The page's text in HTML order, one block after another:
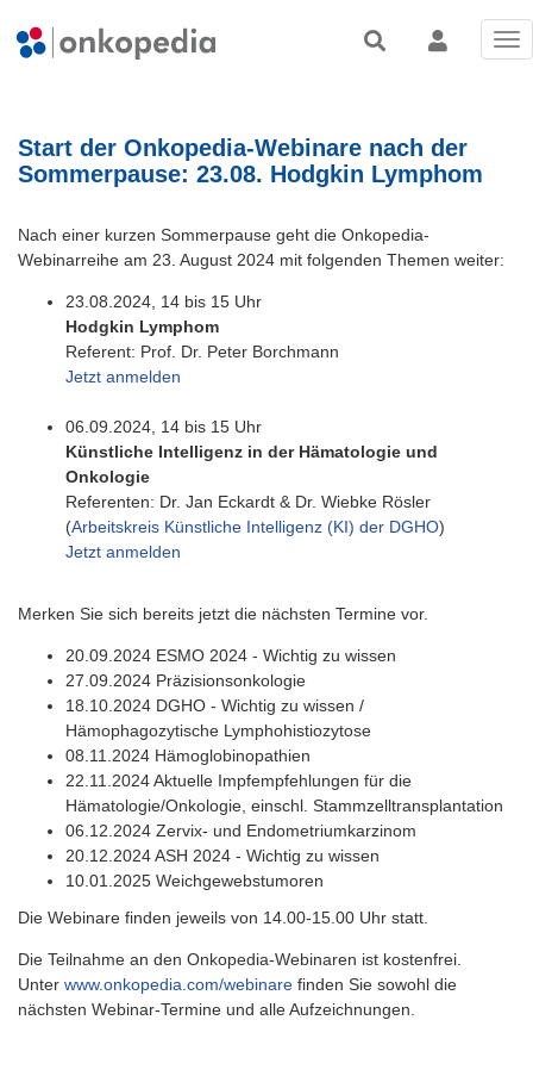
Start der Onkopedia-Webinare nach der
Sommerpause: 23.08. Hodgkin Lymphom
Nach einer kurzen Sommerpause geht die Onkopedia-
Webinarreihe am 23. August 2024 mit folgenden Themen weiter:
23.08.2024, 14 bis 15 Uhr
Hodgkin Lymphom
Referent: Prof. Dr. Peter Borchmann
Jetzt anmelden
06.09.2024, 14 bis 15 Uhr
Künstliche Intelligenz in der Hämatologie und
Onkologie
Referenten: Dr. Jan Eckardt & Dr. Wiebke Rösler
(Arbeitskreis Künstliche Intelligenz (KI) der DGHO)
Jetzt anmelden
Merken Sie sich bereits jetzt die nächsten Termine vor.
20.09.2024 ESMO 2024 - Wichtig zu wissen
27.09.2024 Präzisionsonkologie
18.10.2024 DGHO - Wichtig zu wissen /
Hämophagozytische Lymphohistiozytose
08.11.2024 Hämoglobinopathien
22.11.2024 Aktuelle Impfempfehlungen für die
Hämatologie/Onkologie, einschl. Stammzelltransplantation
06.12.2024 Zervix- und Endometriumkarzinom
20.12.2024 ASH 2024 - Wichtig zu wissen
10.01.2025 Weichgewebstumoren
Die Webinare finden jeweils von 14.00-15.00 Uhr statt.
Die Teilnahme an den Onkopedia-Webinaren ist kostenfrei.
Unter www.onkopedia.com/webinare finden Sie sowohl die
nächsten Webinar-Termine und alle Aufzeichnungen.